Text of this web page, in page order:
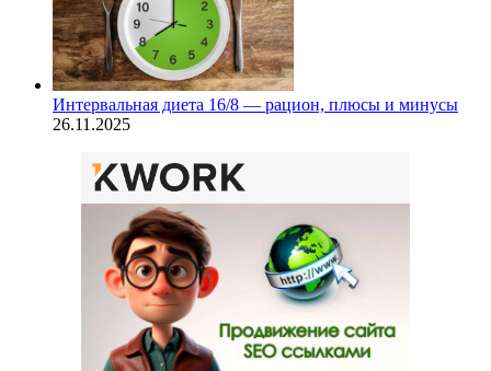
Интервальная диета 16/8 — рацион, плюсы и минусы
26.11.2025